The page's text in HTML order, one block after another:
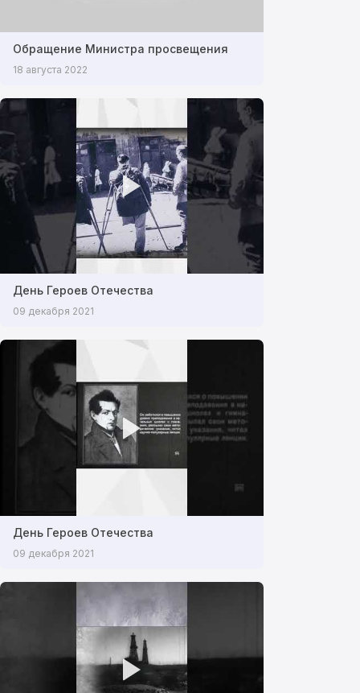
Обращение Министра просвещения
18 августа 2022
День Героев Отечества
09 декабря 2021
День Героев Отечества
09 декабря 2021